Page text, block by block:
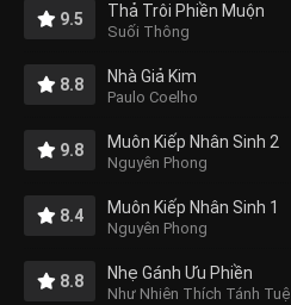
9.5 Thả Trôi Phiền Muộn
Suối Thông
8.8 Nhà Giả Kim
Paulo Coelho
9.8 Muôn Kiếp Nhân Sinh 2
Nguyên Phong
8.4 Muôn Kiếp Nhân Sinh 1
Nguyên Phong
8.8 Nhẹ Gánh Ưu Phiền
Như Nhiên Thích Tánh Tuệ